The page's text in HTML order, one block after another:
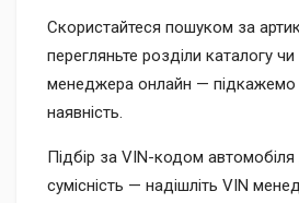
Скористайтеся пошуком за
перегляньте розділи каталогу
менеджера онлайн — підкажемо
наявність.
Підбір за VIN-кодом
сумісність — надішліть VIN